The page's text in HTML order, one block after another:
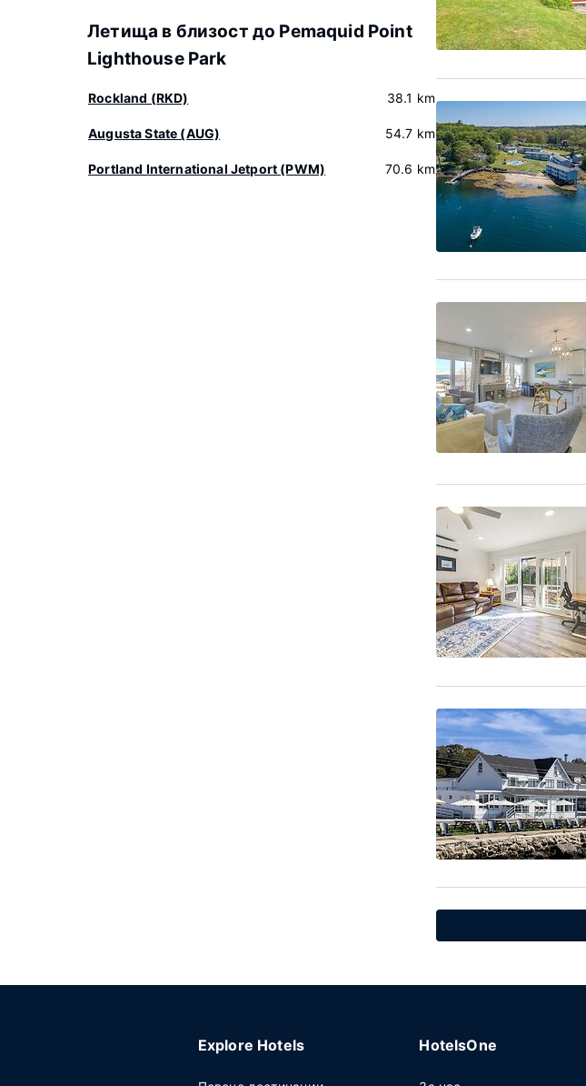
Летища в близост до Pemaquid Point
Lighthouse Park
Rockland (RKD) 38.1 km
Augusta State (AUG) 54.7 km
Portland International Jetport (PWM) 70.6 km
Explore Hotels HotelsOne